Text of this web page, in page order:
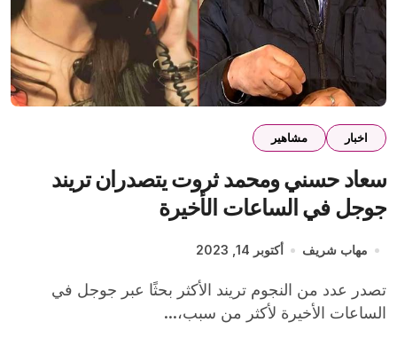
اخبار مشاهير
سعاد حسني ومحمد ثروت يتصدران تريند
جوجل في الساعات الأخيرة
مهاب شريف أكتوبر 14, 2023
تصدر عدد من النجوم تريند الأكثر بحثًا عبر جوجل في
الساعات الأخيرة لأكثر من سبب،...